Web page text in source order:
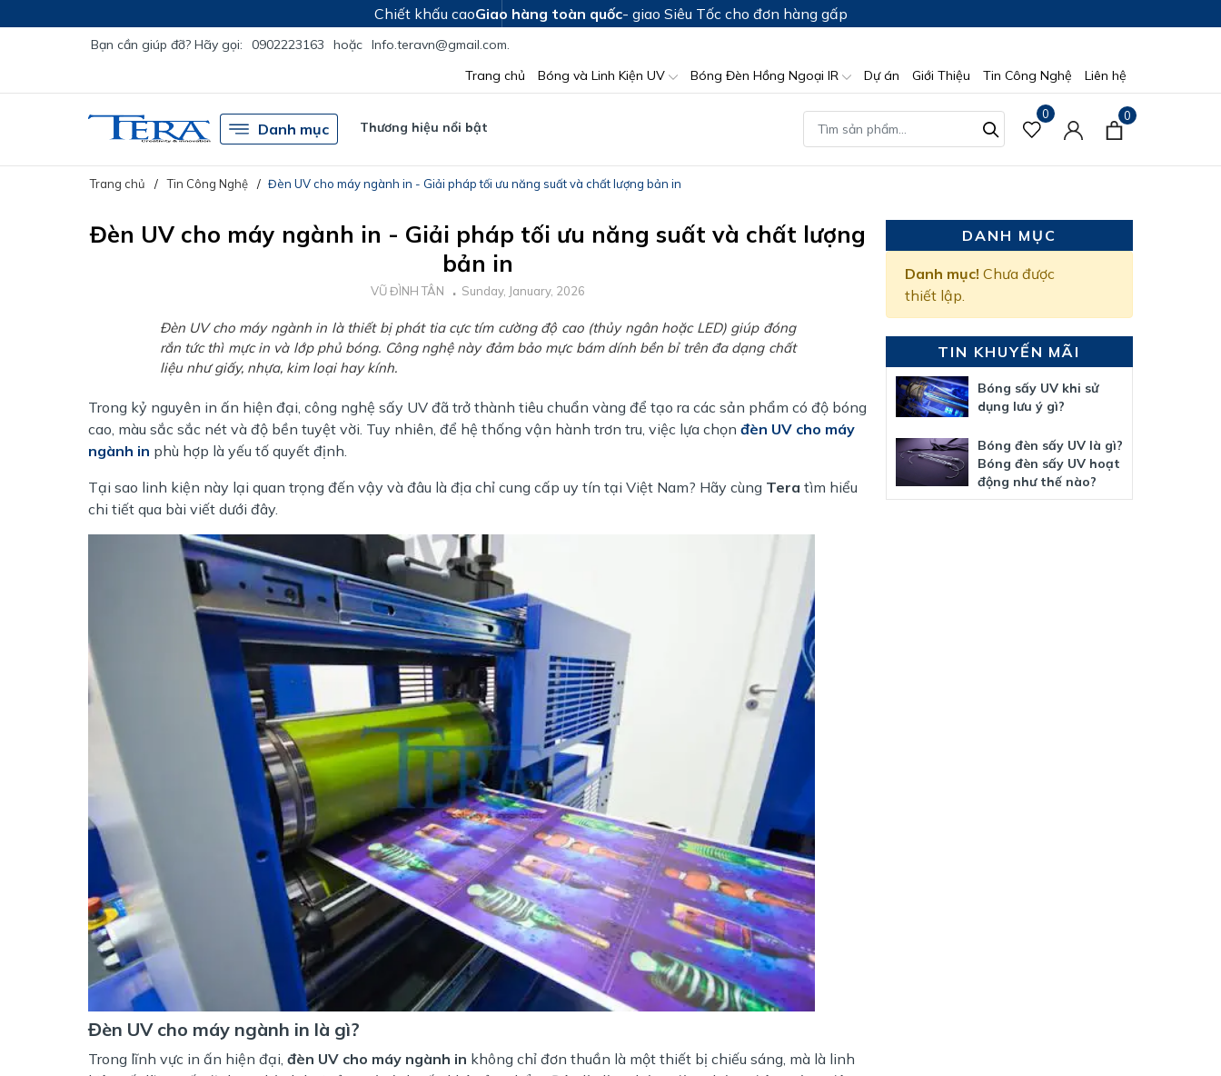
Chiết khấu caoGiao hàng toàn quốc- giao Siêu Tốc cho đơn hàng gấp
Bạn cần giúp đỡ? Hãy gọi: 0902223163 hoặc Info.teravn@gmail.com.
Trang chủ
Bóng và Linh Kiện UV Bóng Đèn Hồng Ngoại IR Dự án Giới Thiệu Tin Công Nghệ Liên hệ
Danh mục Thương hiệu nổi bật
0 0
Trang chủ Tin Công Nghệ Đèn UV cho máy ngành in - Giải pháp tối ưu năng suất và chất lượng bản in
Đèn UV cho máy ngành in - Giải pháp tối ưu năng suất và chất lượng
bản in
VŨ ĐÌNH TÂN Sunday, January, 2026
Đèn UV cho máy ngành in là thiết bị phát tia cực tím cường độ cao (thủy ngân hoặc LED) giúp đóng
rắn tức thì mực in và lớp phủ bóng. Công nghệ này đảm bảo mực bám dính bền bỉ trên đa dạng chất
liệu như giấy, nhựa, kim loại hay kính.
Trong kỷ nguyên in ấn hiện đại, công nghệ sấy UV đã trở thành tiêu chuẩn vàng để tạo ra các sản phẩm có độ bóng
cao, màu sắc sắc nét và độ bền tuyệt vời. Tuy nhiên, để hệ thống vận hành trơn tru, việc lựa chọn đèn UV cho máy
ngành in phù hợp là yếu tố quyết định.
Tại sao linh kiện này lại quan trọng đến vậy và đâu là địa chỉ cung cấp uy tín tại Việt Nam? Hãy cùng Tera tìm hiểu
chi tiết qua bài viết dưới đây.
Đèn UV cho máy ngành in là gì?
Trong lĩnh vực in ấn hiện đại, đèn UV cho máy ngành in không chỉ đơn thuần là một thiết bị chiếu sáng, mà là linh
DANH MỤC
Danh mục! Chưa được
thiết lập.
TIN KHUYẾN MÃI
Bóng sấy UV khi sử
dụng lưu ý gì?
Bóng đèn sấy UV là gì?
Bóng đèn sấy UV hoạt
động như thế nào?